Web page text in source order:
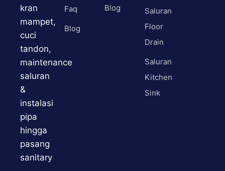
kran
mampet,
cuci
tandon,
maintenance
saluran
&
instalasi
pipa
hingga
pasang
sanitary
Faq
Blog
Blog
Saluran
Floor
Drain
Saluran
Kitchen
Sink